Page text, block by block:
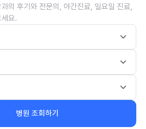
의 후기와 전문의, 야간진료, 일요일 진료,
요.
병원 조회하기